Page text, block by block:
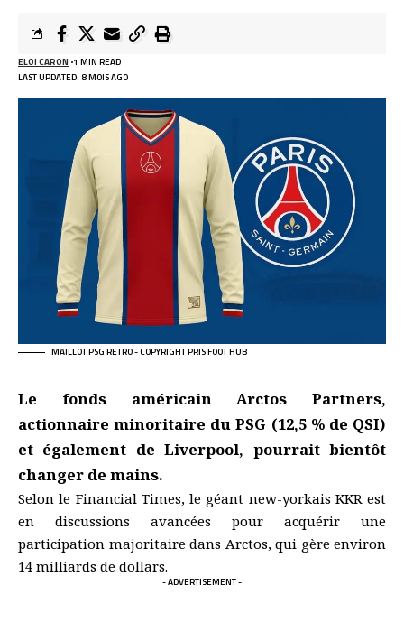
LAST UPDATED: 8 MOIS AGO
ELOI CARON 1 MIN READ
MAILLOT PSG RETRO - COPYRIGHT PRIS FOOT HUB
Le fonds américain Arctos Partners,
actionnaire minoritaire du PSG (12,5 % de QSI)
et également de Liverpool, pourrait bientôt
changer de mains.
Selon le Financial Times, le géant new-yorkais KKR est
en discussions avancées pour acquérir une
participation majoritaire dans Arctos, qui gère environ
14 milliards de dollars.
- ADVERTISEMENT -